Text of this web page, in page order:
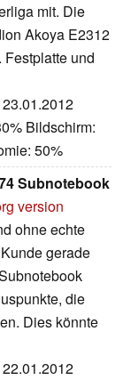
mit. Die
Akoya E2312
und
Bildschirm:
50%
Subnotebook
version
ohne echte
gerade
die
Dies könnte